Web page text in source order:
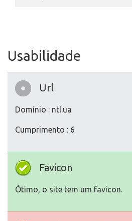
Usabilidade
Url
Domínio : ntl.ua
Cumprimento : 6
Favicon
Ótimo, o site tem um favicon.